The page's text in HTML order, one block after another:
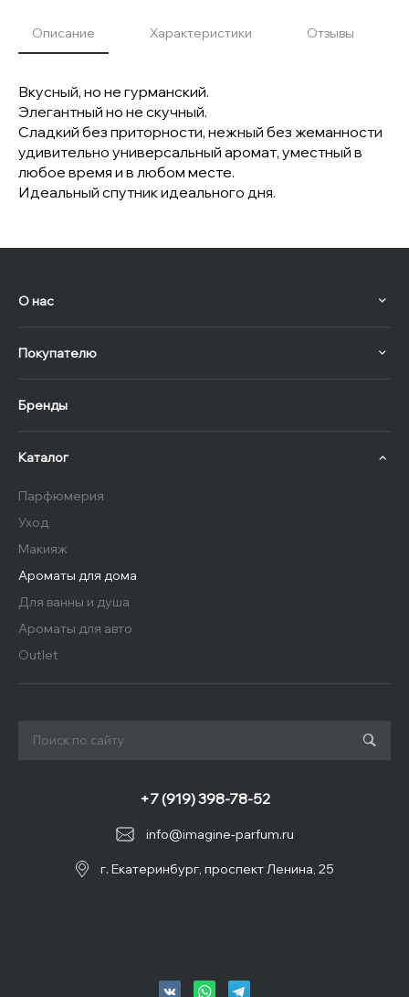
Описание Характеристики Отзывы
Вкусный, но не гурманский.
Элегантный но не скучный.
Сладкий без приторности, нежный без жеманности
удивительно универсальный аромат, уместный в
любое время и в любом месте.
Идеальный спутник идеального дня.
О нас
Покупателю
Бренды
Каталог
Парфюмерия
Уход
Макияж
Ароматы для дома
Для ванны и душа
Ароматы для авто
Outlet
info@imagine-parfum.ru
+7 (919) 398-78-52
г. Екатеринбург, проспект Ленина, 25